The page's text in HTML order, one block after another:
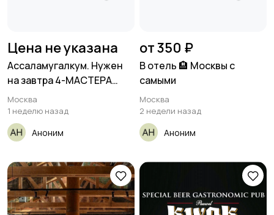
Цена не указана
Ассаламугалкум. Нужен
на завтра 4-МАСТЕРА
знающий
Москва
1 неделю назад
Аноним
от 350 ₽
В отель 🏨 Москвы с
самыми
Москва
2 недели назад
Аноним